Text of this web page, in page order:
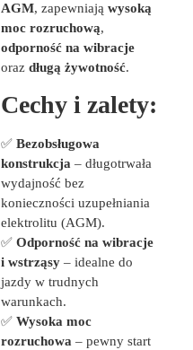
AGM, zapewniają wysoką
moc rozruchową,
odporność na wibracje
oraz długą żywotność.
Cechy i zalety:
✅ Bezobsługowa
konstrukcja – długotrwała
wydajność bez
konieczności uzupełniania
elektrolitu (AGM).
✅ Odporność na wibracje
i wstrząsy – idealne do
jazdy w trudnych
warunkach.
✅ Wysoka moc
rozruchowa – pewny start